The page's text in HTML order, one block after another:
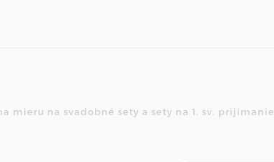
mieru na svadobné sety a sety na 1. sv. prijímanie